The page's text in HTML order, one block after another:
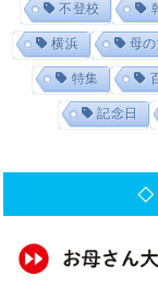
不登校
横浜 母
特集
記念日
◇